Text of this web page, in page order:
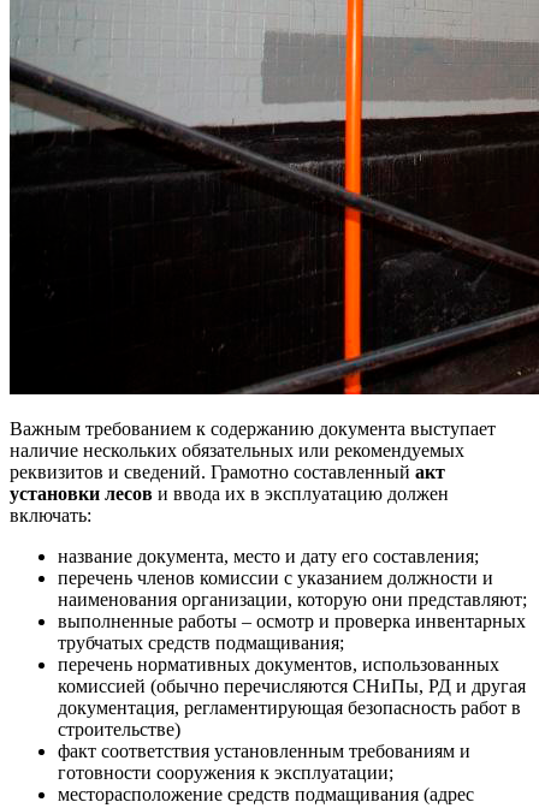
Важным требованием к содержанию документа выступает
наличие нескольких обязательных или рекомендуемых
реквизитов и сведений. Грамотно составленный акт
установки лесов и ввода их в эксплуатацию должен
включать:
название документа, место и дату его составления;
перечень членов комиссии с указанием должности и
наименования организации, которую они представляют;
выполненные работы – осмотр и проверка инвентарных
трубчатых средств подмащивания;
перечень нормативных документов, использованных
комиссией (обычно перечисляются СНиПы, РД и другая
документация, регламентирующая безопасность работ в
строительстве)
факт соответствия установленным требованиям и
готовности сооружения к эксплуатации;
месторасположение средств подмащивания (адрес